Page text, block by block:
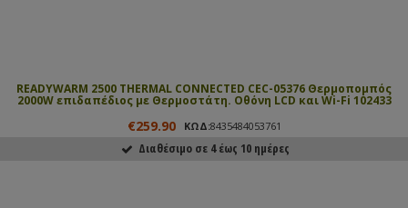
READYWARM 2500 THERMAL CONNECTED CEC-05376 Θερμοπομπός
2000W επιδαπέδιος με Θερμοστάτη. Οθόνη LCD και Wi-Fi 102433
€259.90 ΚΩΔ:8435484053761
Διαθέσιμο σε 4 έως 10 ημέρες